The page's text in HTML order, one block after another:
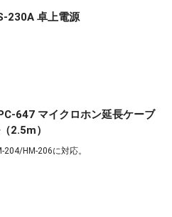
230A 卓上電源
647 マイクロホン延長ケーブ
2.5m）
204/HM-206に対応。